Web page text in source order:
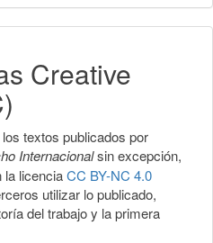
Creative
textos publicados por
Internacionalsin excepción,
la licenciaCC BY-NC 4.0
utilizar lo publicado,
del trabajo y la primera